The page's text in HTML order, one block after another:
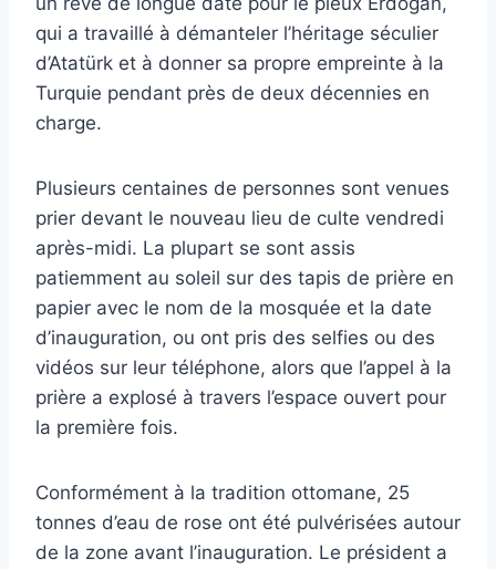
qui a travaillé à démanteler l’héritage séculier
d’Atatürk et à donner sa propre empreinte à la
Turquie pendant près de deux décennies en
charge.
Plusieurs centaines de personnes sont venues
prier devant le nouveau lieu de culte vendredi
après-midi. La plupart se sont assis
patiemment au soleil sur des tapis de prière en
papier avec le nom de la mosquée et la date
d’inauguration, ou ont pris des selfies ou des
vidéos sur leur téléphone, alors que l’appel à la
prière a explosé à travers l’espace ouvert pour
la première fois.
Conformément à la tradition ottomane, 25
tonnes d’eau de rose ont été pulvérisées autour
de la zone avant l’inauguration. Le président a